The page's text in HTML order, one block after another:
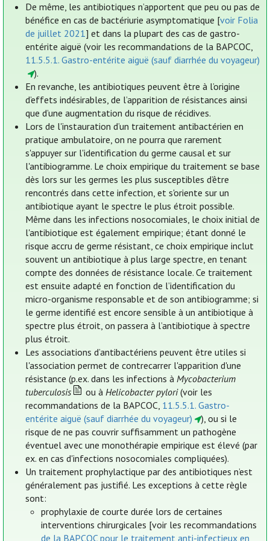
De même, les antibiotiques n’apportent que peu ou pas de
bénéfice en cas de bactériurie asymptomatique [voir Folia
de juillet 2021] et dans la plupart des cas de gastro-
entérite aiguë (voir les recommandations de la BAPCOC,
11.5.5.1. Gastro-entérite aiguë (sauf diarrhée du voyageur)
).
En revanche, les antibiotiques peuvent être à l’origine
d’effets indésirables, de l’apparition de résistances ainsi
que d’une augmentation du risque de récidives.
Lors de l'instauration d’un traitement antibactérien en
pratique ambulatoire, on ne pourra que rarement
s'appuyer sur l'identification du germe causal et sur
l'antibiogramme. Le choix empirique du traitement se base
dès lors sur les germes les plus susceptibles d’être
rencontrés dans cette infection, et s'oriente sur un
antibiotique ayant le spectre le plus étroit possible.
Même dans les infections nosocomiales, le choix initial de
l'antibiotique est également empirique; étant donné le
risque accru de germe résistant, ce choix empirique inclut
souvent un antibiotique à plus large spectre, en tenant
compte des données de résistance locale. Ce traitement
est ensuite adapté en fonction de l’identification du
micro-organisme responsable et de son antibiogramme; si
le germe identifié est encore sensible à un antibiotique à
spectre plus étroit, on passera à l’antibiotique à spectre
plus étroit.
Les associations d’antibactériens peuvent être utiles si
l'association permet de contrecarrer l'apparition d'une
résistance (p.ex. dans les infections àMycobacterium
tuberculosis
ou à Helicobacter pylori(voir les
recommandations de la BAPCOC, 11.5.5.1. Gastro-
entérite aiguë (sauf diarrhée du voyageur)
), ou si le
risque de ne pas couvrir suffisamment un pathogène
éventuel avec une monothérapie empirique est élevé (par
ex. en cas d'infections nosocomiales compliquées).
Un traitement prophylactique par des antibiotiques n’est
généralement pas justifié. Les exceptions à cette règle
sont:
prophylaxie de courte durée lors de certaines
interventions chirurgicales [voir les recommandations
de la BAPCOC pour le traitement anti-infectieux en